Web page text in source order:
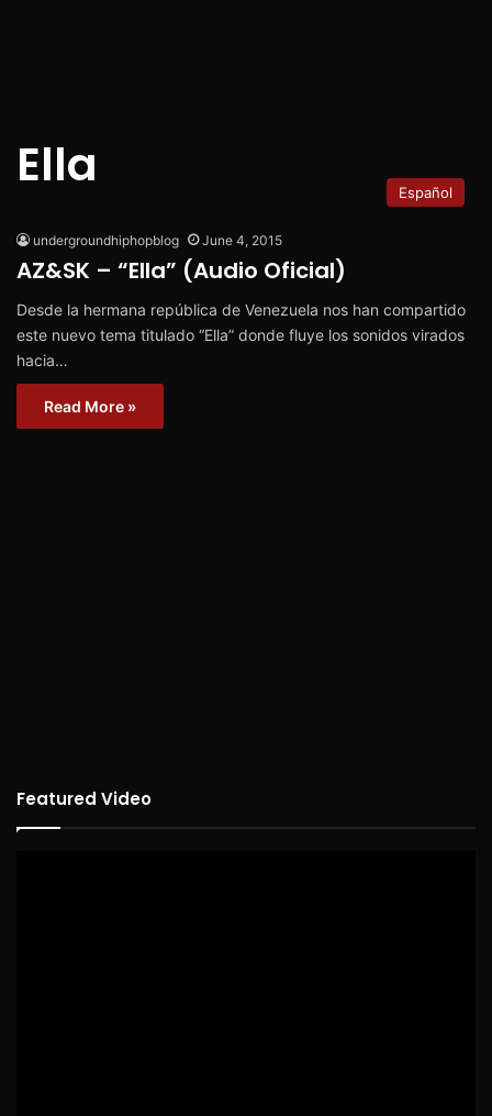
Ella Español
undergroundhiphopblog June 4, 2015
AZ&SK – “Ella” (Audio Oficial)
Desde la hermana república de Venezuela nos han compartido
este nuevo tema titulado “Ella” donde fluye los sonidos virados
hacia…
Read More »
Featured Video